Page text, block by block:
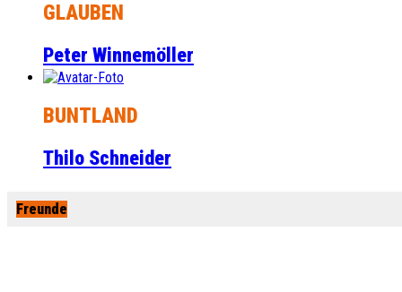
GLAUBEN
Peter Winnemöller
BUNTLAND
Thilo Schneider
Freunde